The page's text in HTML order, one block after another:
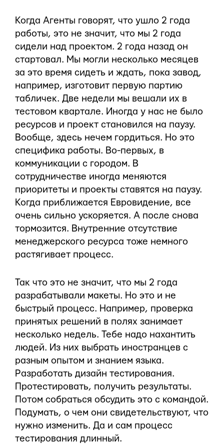
Когда Агенты говорят, что ушло 2 года
работы, это не значит, что мы 2 года
сидели над проектом. 2 года назад он
стартовал. Мы могли несколько месяцев
за это время сидеть и ждать, пока завод,
например, изготовит первую партию
табличек. Две недели мы вешали их в
тестовом квартале. Иногда у нас не было
ресурсов и проект становился на паузу.
Вообще, здесь нечем гордиться. Но это
специфика работы. Во-первых, в
коммуникации с городом. В
сотрудничестве иногда меняются
приоритеты и проекты ставятся на паузу.
Когда приближается Евровидение, все
очень сильно ускоряется. А после снова
тормозится. Внутренние отсутствие
менеджерского ресурса тоже немного
растягивает процесс.
Так что это не значит, что мы 2 года
разрабатывали макеты. Но это и не
быстрый процесс. Например, проверка
принятых решений в полях занимает
несколько недель. Тебе надо нахантить
людей. Из них выбрать иностранцев с
разным опытом и знанием языка.
Разработать дизайн тестирования.
Протестировать, получить результаты.
Потом собраться обсудить это с командой.
Подумать, о чем они свидетельствуют, что
нужно изменить. Да и сам процесс
тестирования длинный.